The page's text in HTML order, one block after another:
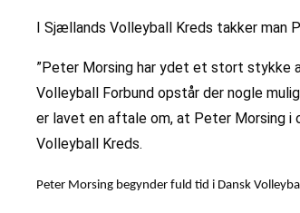
I Sjællands Volleyball Kreds takker man
”Peter Morsing har ydet et stort stykke
Volleyball Forbund opstår der nogle
er lavet en aftale om, at Peter Morsing i
Volleyball Kreds.
Peter Morsing begynder fuld tid i Dansk